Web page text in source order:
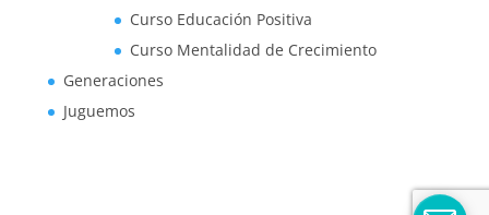
Curso Educación Positiva
Curso Mentalidad de Crecimiento
Generaciones
Juguemos